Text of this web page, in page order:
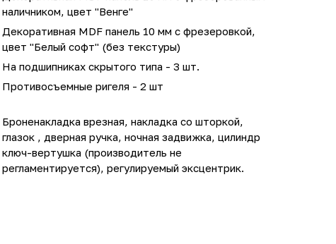
наличником, цвет "Венге"
Декоративная MDF панель 10 мм с фрезеровкой,
цвет "Белый софт" (без текстуры)
На подшипниках скрытого типа - 3 шт.
Противосъемные ригеля - 2 шт
Броненакладка врезная, накладка со шторкой,
глазок , дверная ручка, ночная задвижка, цилиндр
ключ-вертушка (производитель не
регламентируется), регулируемый эксцентрик.